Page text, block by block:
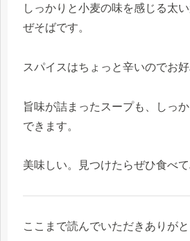
しっかりと小麦の味を感じる太
ぜそばです。
スパイスはちょっと辛いのでお好
旨味が詰まったスープも、しっ
できます。
美味しい。見つけたらぜひ食べ
ここまで読んでいただきありがと